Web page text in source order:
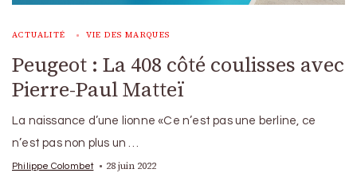
ACTUALITÉ VIE DES MARQUES
Peugeot : La 408 côté coulisses avec
Pierre-Paul Matteï
La naissance d’une lionne «Ce n’est pas une berline, ce
n’est pas non plus un …
Philippe Colombet 28 juin 2022